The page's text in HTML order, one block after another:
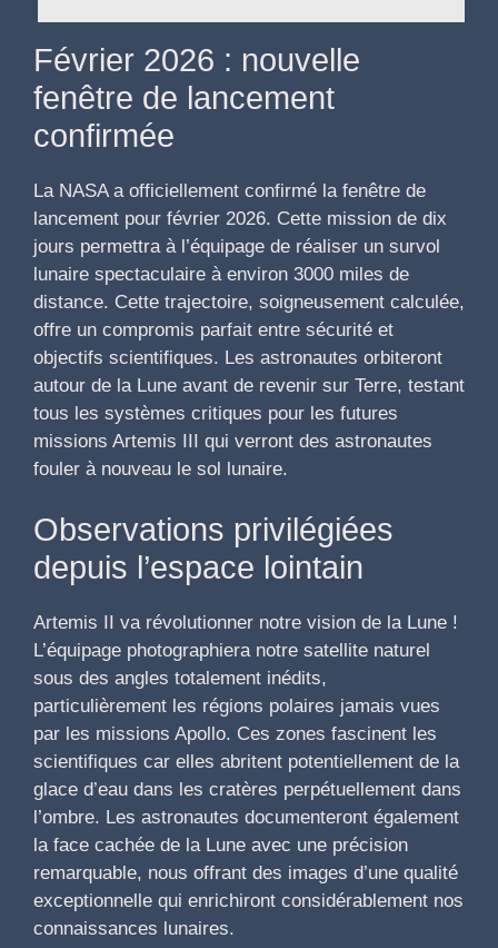
Février 2026 : nouvelle
fenêtre de lancement
confirmée
La NASA a officiellement confirmé la fenêtre de
lancement pour février 2026. Cette mission de dix
jours permettra à l’équipage de réaliser un survol
lunaire spectaculaire à environ 3000 miles de
distance. Cette trajectoire, soigneusement calculée,
offre un compromis parfait entre sécurité et
objectifs scientifiques. Les astronautes orbiteront
autour de la Lune avant de revenir sur Terre, testant
tous les systèmes critiques pour les futures
missions Artemis III qui verront des astronautes
fouler à nouveau le sol lunaire.
Observations privilégiées
depuis l’espace lointain
Artemis II va révolutionner notre vision de la Lune !
L’équipage photographiera notre satellite naturel
sous des angles totalement inédits,
particulièrement les régions polaires jamais vues
par les missions Apollo. Ces zones fascinent les
scientifiques car elles abritent potentiellement de la
glace d’eau dans les cratères perpétuellement dans
l’ombre. Les astronautes documenteront également
la face cachée de la Lune avec une précision
remarquable, nous offrant des images d’une qualité
exceptionnelle qui enrichiront considérablement nos
connaissances lunaires.